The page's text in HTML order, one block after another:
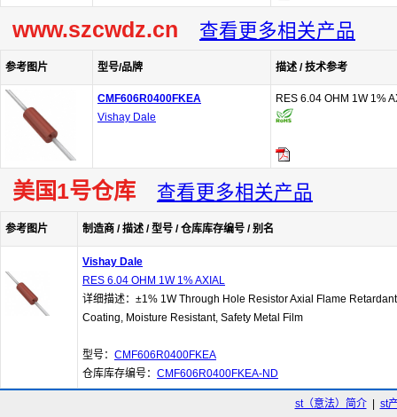
www.szcwdz.cn 查看更多相关产品
参考图片 型号/品牌 描述 / 技术参考
CMF606R0400FKEA
Vishay Dale
RES 6.04 OHM 1W 1%
美国1号仓库 查看更多相关产品
参考图片 制造商 / 描述 / 型号 / 仓库库存编号 / 别名
Vishay Dale
RES 6.04 OHM 1W 1% AXIAL
详细描述：±1% 1W Through Hole Resistor Axial Flame Retardant
Coating, Moisture Resistant, Safety Metal Film
型号： CMF606R0400FKEA
仓库库存编号： CMF606R0400FKEA-ND
st（意法）简介| st